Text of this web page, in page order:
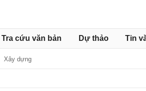
Tra cứu văn bản Dự thảo Tin
Xây dựng